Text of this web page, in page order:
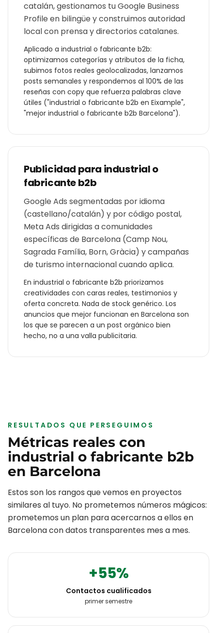
catalán, gestionamos tu Google Business
Profile en bilingüe y construimos autoridad
local con prensa y directorios catalanes.
Aplicado a industrial o fabricante b2b:
optimizamos categorías y atributos de la ficha,
subimos fotos reales geolocalizadas, lanzamos
posts semanales y respondemos al 100% de las
reseñas con copy que refuerza palabras clave
útiles ("industrial o fabricante b2b en Eixample",
"mejor industrial o fabricante b2b Barcelona").
Publicidad para industrial o
fabricante b2b
Google Ads segmentadas por idioma
(castellano/catalán) y por código postal,
Meta Ads dirigidas a comunidades
específicas de Barcelona (Camp Nou,
Sagrada Família, Born, Gràcia) y campañas
de turismo internacional cuando aplica.
En industrial o fabricante b2b priorizamos
creatividades con caras reales, testimonios y
oferta concreta. Nada de stock genérico. Los
anuncios que mejor funcionan en Barcelona son
los que se parecen a un post orgánico bien
hecho, no a una valla publicitaria.
RESULTADOS QUE PERSEGUIMOS
Métricas reales con
industrial o fabricante b2b
en Barcelona
Estos son los rangos que vemos en proyectos
similares al tuyo. No prometemos números mágicos:
prometemos un plan para acercarnos a ellos en
Barcelonacon datos transparentes mes a mes.
+55%
Contactos cualificados
primer semestre